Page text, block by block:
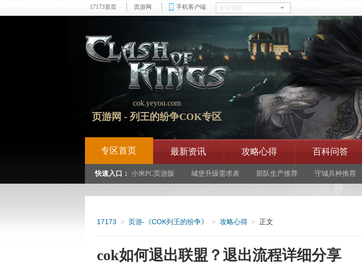
17173首页 页游网 手机客户端
cok.yeyou.com
页游网 - 列王的纷争COK专区
专区首页 最新资讯 攻略心得 百科问答
快速入口： 小米PC页游版 城堡升级需求表 部队生产推荐 守城兵种推荐
17173 > 页游-《COK列王的纷争》 > 攻略心得 > 正文
cok如何退出联盟？退出流程详细分享